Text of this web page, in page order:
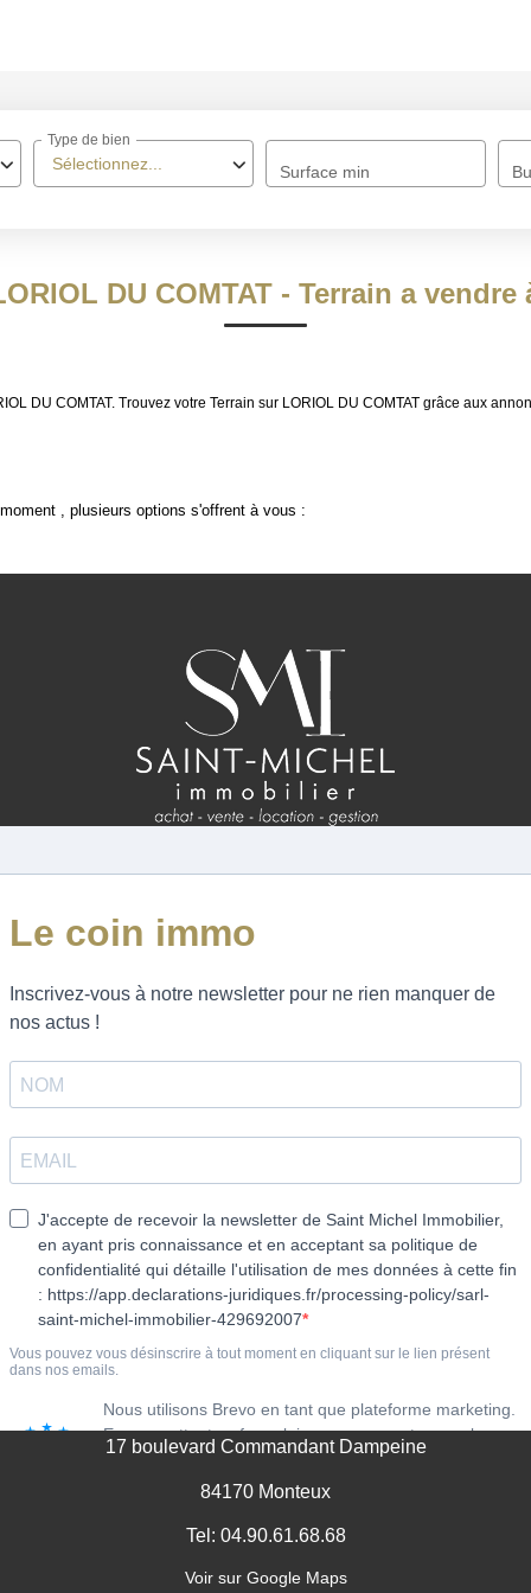
À VENDRE
NOS MÉTIERS
NOS AVIS CLIENTS CERTIFIÉS
LOCATAIRES / PROPRIÉTAIRES
RÉSEAUX SOCIAUX
MENTIONS LÉGALES
Sélectionnez...
Type de bien
Surface min
DU COMTAT - Terrain a vendre
DU COMTAT. Trouvez votre Terrain sur LORIOL DU COMTAT grâce aux
, plusieurs options s'offrent à vous :
17 boulevard Commandant Dampeine
84170 Monteux
Tel: 04.90.61.68.68
Voir sur Google Maps